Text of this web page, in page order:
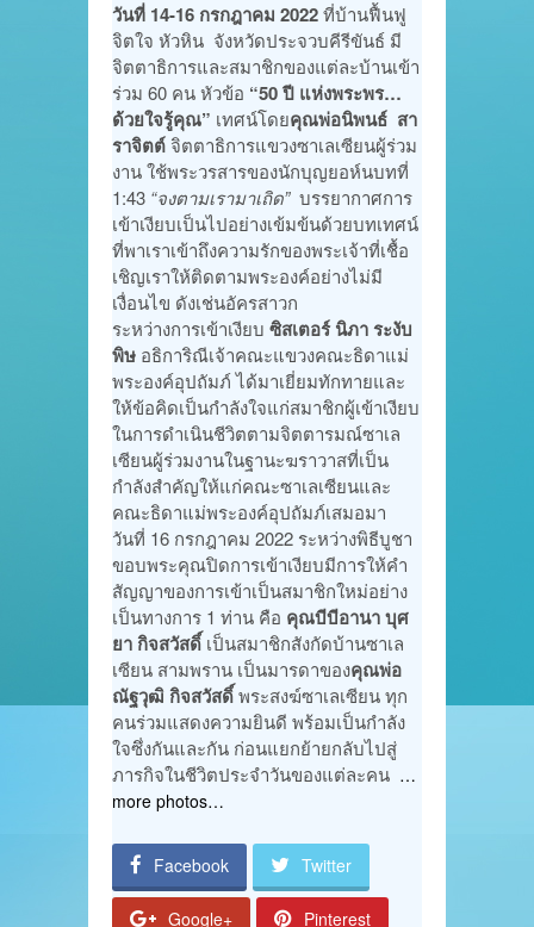
วันที่ 14-16 กรกฎาคม 2022ที่บ้านฟื้นฟู
จิตใจ หัวหิน จังหวัดประจวบคีรีขันธ์ มี
จิตตาธิการและสมาชิกของแต่ละบ้านเข้า
ร่วม 60 คน หัวข้อ “50 ปี แห่งพระพร…
ด้วยใจรู้คุณ” เทศน์โดยคุณพ่อนิพนธ์ สา
ราจิตต์ จิตตาธิการแขวงซาเลเซียนผู้ร่วม
งาน ใช้พระวรสารของนักบุญยอห์นบทที่
1:43 “จงตามเรามาเถิด”บรรยากาศการ
เข้าเงียบเป็นไปอย่างเข้มข้นด้วยบทเทศน์
ที่พาเราเข้าถึงความรักของพระเจ้าที่เชื้อ
เชิญเราให้ติดตามพระองค์อย่างไม่มี
เงื่อนไข ดังเช่นอัครสาวก
ระหว่างการเข้าเงียบ ซิสเตอร์ นิภา ระงับ
พิษ อธิการิณีเจ้าคณะแขวงคณะธิดาแม่
พระองค์อุปถัมภ์ ได้มาเยี่ยมทักทายและ
ให้ข้อคิดเป็นกำลังใจแก่สมาชิกผู้เข้าเงียบ
ในการดำเนินชีวิตตามจิตตารมณ์ซาเล
เซียนผู้ร่วมงานในฐานะฆราวาสที่เป็น
กำลังสำคัญให้แก่คณะซาเลเซียนและ
คณะธิดาแม่พระองค์อุปถัมภ์เสมอมา
วันที่ 16 กรกฎาคม 2022 ระหว่างพิธีบูชา
ขอบพระคุณปิดการเข้าเงียบมีการให้คำ
สัญญาของการเข้าเป็นสมาชิกใหม่อย่าง
เป็นทางการ 1 ท่าน คือ คุณบีบีอานา บุศ
ยา กิจสวัสดิ์ เป็นสมาชิกสังกัดบ้านซาเล
เซียน สามพราน เป็นมารดาของคุณพ่อ
ณัฐวุฒิ กิจสวัสดิ์พระสงฆ์ซาเลเซียน ทุก
คนร่วมแสดงความยินดี พร้อมเป็นกำลัง
ใจซึ่งกันและกัน ก่อนแยกย้ายกลับไปสู่
ภารกิจในชีวิตประจำวันของแต่ละคน …
more photos…
Facebook Twitter
Google+ Pinterest